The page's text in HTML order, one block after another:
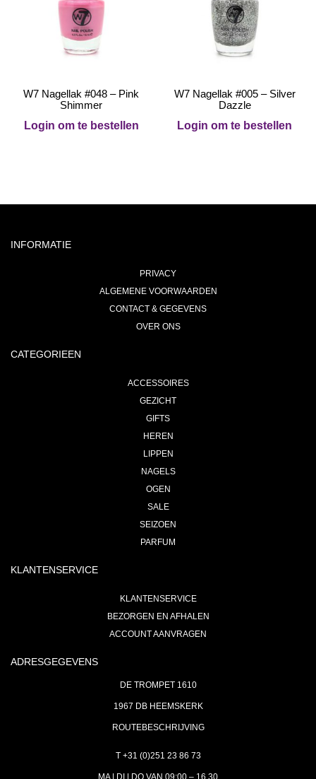
W7 Nagellak #048 – Pink
Shimmer
Login om te bestellen
W7 Nagellak #005 – Silver
Dazzle
Login om te bestellen
INFORMATIE
PRIVACY
ALGEMENE VOORWAARDEN
CONTACT & GEGEVENS
OVER ONS
CATEGORIEEN
ACCESSOIRES
GEZICHT
GIFTS
HEREN
LIPPEN
NAGELS
OGEN
SALE
SEIZOEN
PARFUM
KLANTENSERVICE
KLANTENSERVICE
BEZORGEN EN AFHALEN
ACCOUNT AANVRAGEN
ADRESGEGEVENS
DE TROMPET 1610
1967 DB HEEMSKERK
ROUTEBESCHRIJVING
T +31 (0)251 23 86 73
MA | DI | DO VAN 09:00 – 16.30